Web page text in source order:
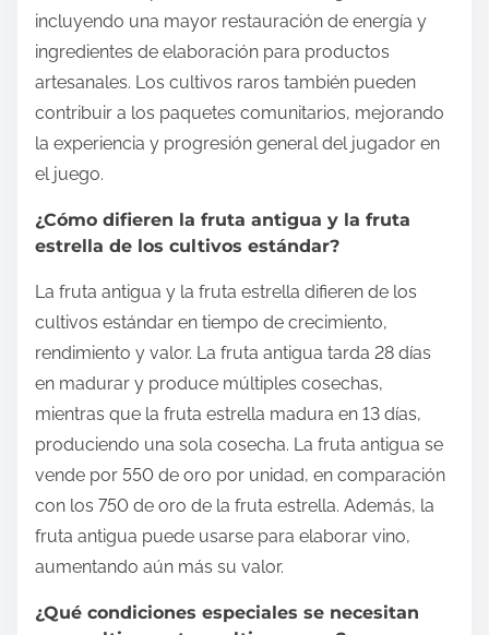
incluyendo una mayor restauración de energía y
ingredientes de elaboración para productos
artesanales. Los cultivos raros también pueden
contribuir a los paquetes comunitarios, mejorando
la experiencia y progresión general del jugador en
el juego.
¿Cómo difieren la fruta antigua y la fruta
estrella de los cultivos estándar?
La fruta antigua y la fruta estrella difieren de los
cultivos estándar en tiempo de crecimiento,
rendimiento y valor. La fruta antigua tarda 28 días
en madurar y produce múltiples cosechas,
mientras que la fruta estrella madura en 13 días,
produciendo una sola cosecha. La fruta antigua se
vende por 550 de oro por unidad, en comparación
con los 750 de oro de la fruta estrella. Además, la
fruta antigua puede usarse para elaborar vino,
aumentando aún más su valor.
¿Qué condiciones especiales se necesitan